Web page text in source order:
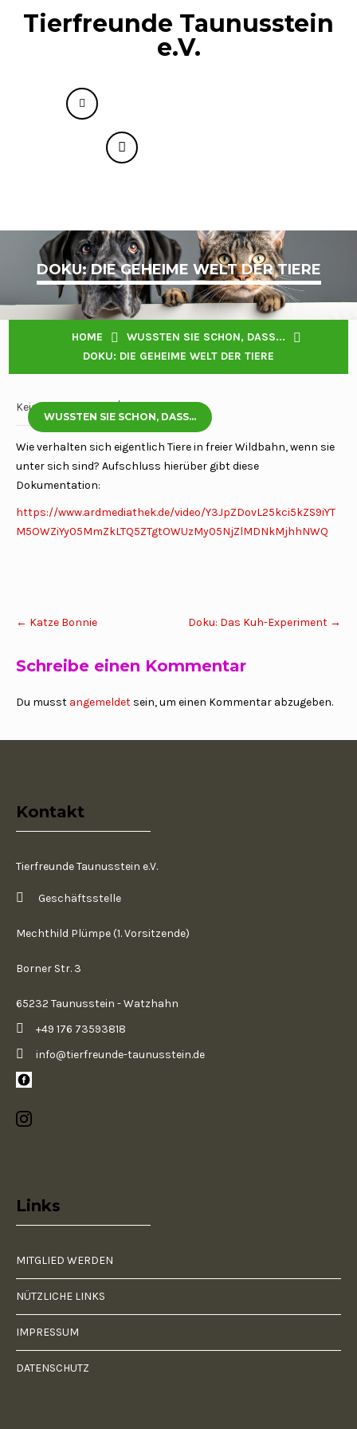
Tierfreunde Taunusstein
e.V.
DOKU: DIE GEHEIME WELT DER TIERE
HOME
WUSSTEN SIE SCHON, DASS...
DOKU: DIE GEHEIME WELT DER TIERE
Keine Kommentare
WUSSTEN SIE SCHON, DASS...
Wie verhalten sich eigentlich Tiere in freier Wildbahn, wenn sie
unter sich sind? Aufschluss hierüber gibt diese
Dokumentation:
https://www.ardmediathek.de/video/Y3JpZDovL25kci5kZS9iYT
M5OWZiYy05MmZkLTQ5ZTgtOWUzMy05NjZlMDNkMjhhNWQ
navigation
← Katze Bonnie Doku: Das Kuh-Experiment →
Schreibe einen Kommentar
Du musst angemeldet sein, um einen Kommentar abzugeben.
Kontakt
Tierfreunde Taunusstein e.V.
Geschäftsstelle
Mechthild Plümpe (1. Vorsitzende)
Borner Str. 3
65232 Taunusstein - Watzhahn
+49 176 73593818
info@tierfreunde-taunusstein.de
Links
MITGLIED WERDEN
NÜTZLICHE LINKS
IMPRESSUM
DATENSCHUTZ